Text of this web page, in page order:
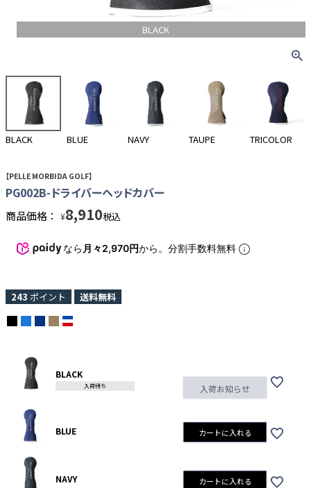
BLACK
BLACK BLUE NAVY TAUPE TRICOLOR
【PELLE MORBIDA GOLF】
PG002B-ドライバーヘッドカバー
商品価格： ¥8,910税込
なら 月々2,970円から。分割手数料無料
243 ポイント 送料無料
BLACK
入荷待ち 入荷お知らせ
BLUE カートに入れる
NAVY カートに入れる